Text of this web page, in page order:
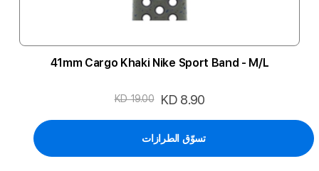
41mm Cargo Khaki Nike Sport Band - M/L
السعر
KD 8.90
KD 19.00
تسوّق الطرازات